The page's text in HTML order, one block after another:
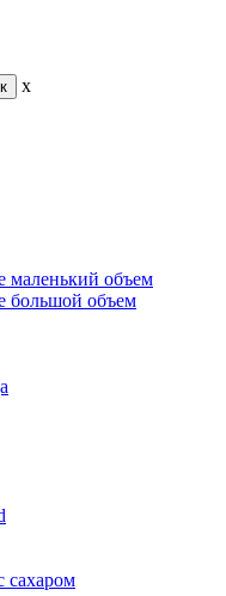
x
маленький объем
большой объем
сахаром